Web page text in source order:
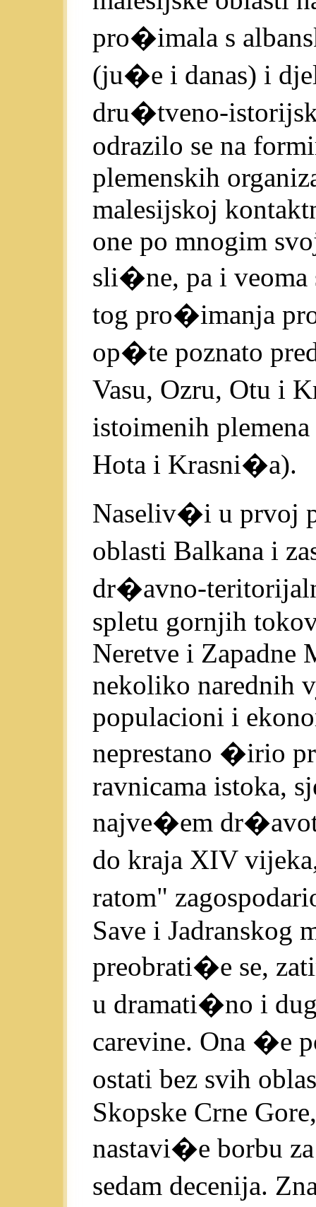
pro�imala s
(ju�e i danas) i
dru�tveno-
odrazilo se na
plemenskih
malesijskoj
one po mnogim
sli�ne, pa i
tog pro�imanja
op�te poznato
Vasu, Ozru, Otu i
istoimenih
Hota i Krasni�a).
Naseliv�i u prvoj
oblasti Balkana i
dr�avno-
spletu gornjih
Neretve i Zapadne
nekoliko narednih
populacioni i
neprestano �irio
ravnicama istoka,
najve�em
do kraja XIV
ratom"
Save i Jadranskog
preobrati�e se,
u dramati�no i
carevine. Ona �e
ostati bez svih
Skopske Crne
nastavi�e borbu
sedam decenija.